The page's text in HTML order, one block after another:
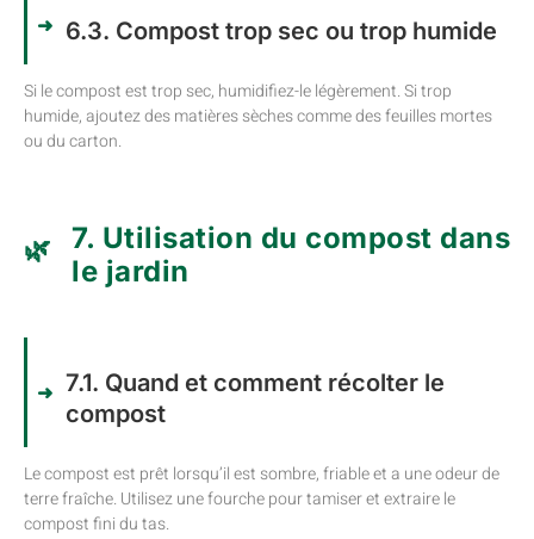
6.3. Compost trop sec ou trop humide
Si le compost est trop sec, humidifiez-le légèrement. Si trop
humide, ajoutez des matières sèches comme des feuilles mortes
ou du carton.
7. Utilisation du compost dans
le jardin
7.1. Quand et comment récolter le
compost
Le compost est prêt lorsqu’il est sombre, friable et a une odeur de
terre fraîche. Utilisez une fourche pour tamiser et extraire le
compost fini du tas.